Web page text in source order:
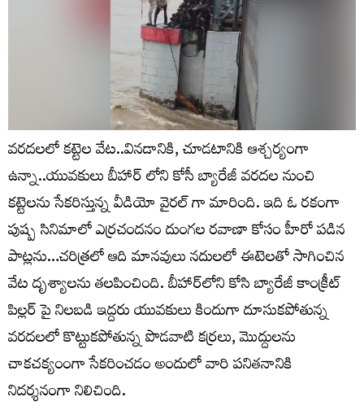
వరదలలో కట్టెల వేట..వినడానికి, చూడటానికి ఆశ్చర్యంగా
ఉన్నా..యువకులు బీహార్ లోని కోసీ బ్యారేజీ వరదల నుంచి
కట్టెలను సేకరిస్తున్న వీడియో వైరల్ గా మారింది. ఇది ఓ రకంగా
పుష్ప సినిమాలో ఎర్రచందనం దుంగల రవాణా కోసం హీరో పడిన
పాట్లను…చరిత్రలో ఆది మానవులు నదులలో ఈటెలతో సాగించిన
వేట దృశ్యాలను తలపించింది. బీహార్‌లోని కోసి బ్యారేజీ కాంక్రీట్
పిల్లర్ పై నిలబడి ఇద్దరు యువకులు కిందుగా దూసుకపోతున్న
వరదలలో కొట్టుకపోతున్న పొడవాటి కర్రలు, మొద్దులను
చాకచక్యంంగా సేకరించడం అందులో వారి పనితనానికి
నిదర్శనంగా నిలిచింది.